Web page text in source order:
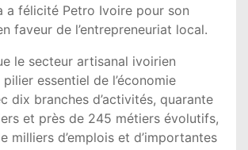
a félicité Petro Ivoire pour son
faveur de l’entrepreneuriat local.
le secteur artisanal ivoirien
essentiel de l’économie
dix branches d’activités, quarante
et près de 245 métiers évolutifs,
milliers d’emplois et d’importantes